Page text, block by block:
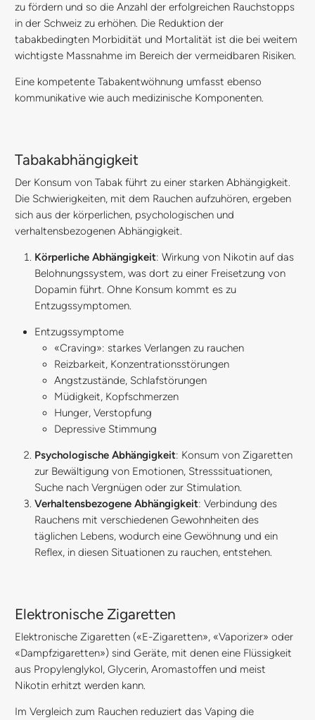
zu fördern und so die Anzahl der erfolgreichen Rauchstopps
in der Schweiz zu erhöhen. Die Reduktion der
tabakbedingten Morbidität und Mortalität ist die bei weitem
wichtigste Massnahme im Bereich der vermeidbaren Risiken.
Eine kompetente Tabakentwöhnung umfasst ebenso
kommunikative wie auch medizinische Komponenten.
Tabakabhängigkeit
Der Konsum von Tabak führt zu einer starken Abhängigkeit.
Die Schwierigkeiten, mit dem Rauchen aufzuhören, ergeben
sich aus der körperlichen, psychologischen und
verhaltensbezogenen Abhängigkeit.
Körperliche Abhängigkeit: Wirkung von Nikotin auf das
Belohnungssystem, was dort zu einer Freisetzung von
Dopamin führt. Ohne Konsum kommt es zu
Entzugssymptomen.
Entzugssymptome
«Craving»: starkes Verlangen zu rauchen
Reizbarkeit, Konzentrationsstörungen
Angstzustände, Schlafstörungen
Müdigkeit, Kopfschmerzen
Hunger, Verstopfung
Depressive Stimmung
Psychologische Abhängigkeit: Konsum von Zigaretten
zur Bewältigung von Emotionen, Stresssituationen,
Suche nach Vergnügen oder zur Stimulation.
Verhaltensbezogene Abhängigkeit: Verbindung des
Rauchens mit verschiedenen Gewohnheiten des
täglichen Lebens, wodurch eine Gewöhnung und ein
Reflex, in diesen Situationen zu rauchen, entstehen.
Elektronische Zigaretten
Elektronische Zigaretten («E-Zigaretten», «Vaporizer» oder
«Dampfzigaretten») sind Geräte, mit denen eine Flüssigkeit
aus Propylenglykol, Glycerin, Aromastoffen und meist
Nikotin erhitzt werden kann.
Im Vergleich zum Rauchen reduziert das Vaping die